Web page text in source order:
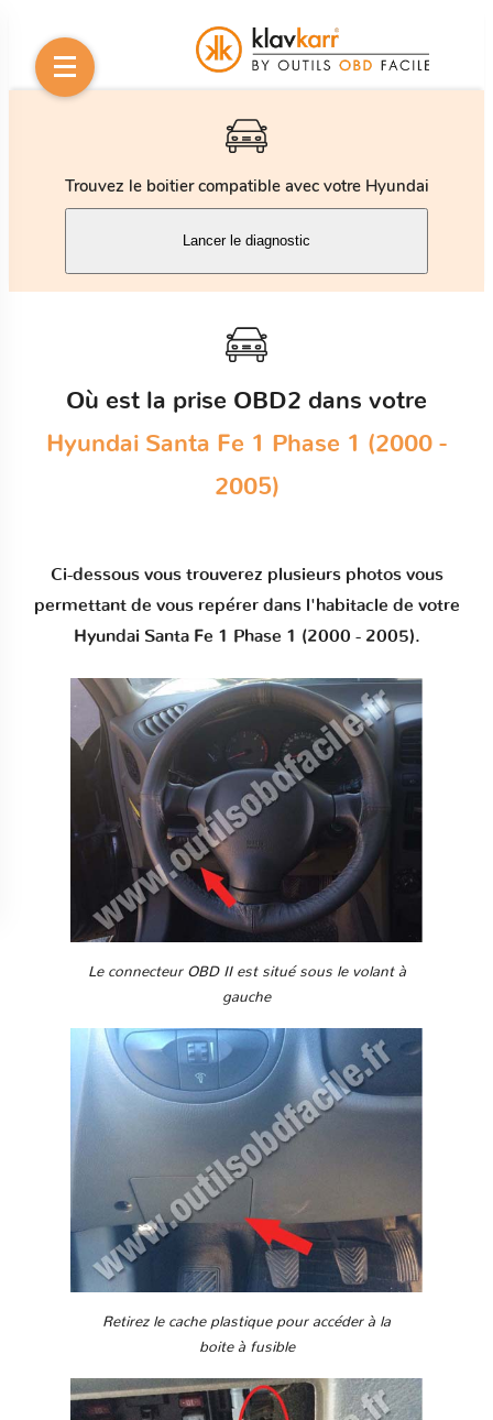
Trouvez le boitier compatible avec votre Hyundai
Lancer le diagnostic
Où est la prise OBD2 dans votre
Hyundai Santa Fe 1 Phase 1 (2000 -
2005)
Ci-dessous vous trouverez plusieurs photos vous
permettant de vous repérer dans l'habitacle de votre
Hyundai Santa Fe 1 Phase 1 (2000 - 2005).
Le connecteur OBD II est situé sous le volant à
gauche
Retirez le cache plastique pour accéder à la
boite à fusible